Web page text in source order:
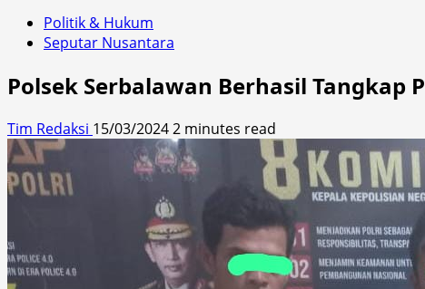
Politik & Hukum
Seputar Nusantara
Polsek Serbalawan Berhasil
Tim Redaksi 15/03/20242 minutes read